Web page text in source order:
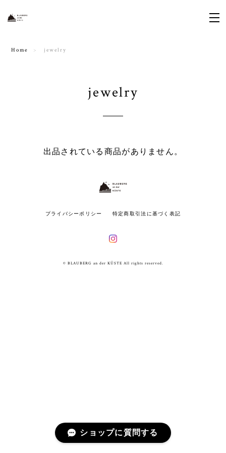
Home jewelry
jewelry
出品されている商品がありません。
プライバシーポリシー 特定商取引法に基づく表記
© BLAUBERG an der KÜSTE All rights reserved.
ショップに質問する